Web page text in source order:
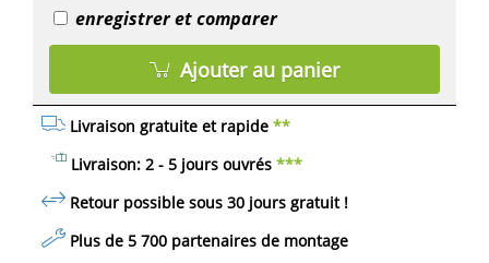
Livraison gratuite et rapide **
Livraison: 2 - 5 jours ouvrés ***
Retour possible sous 30 jours gratuit!
Plus de 5 700 partenaires de montage
enregistrer et comparer
Ajouter au panier